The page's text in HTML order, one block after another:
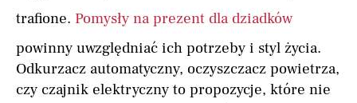
trafione. Pomysły na prezent dla dziadków
powinny uwzględniać ich potrzeby i styl życia.
Odkurzacz automatyczny, oczyszczacz powietrza,
czy czajnik elektryczny to propozycje, które nie